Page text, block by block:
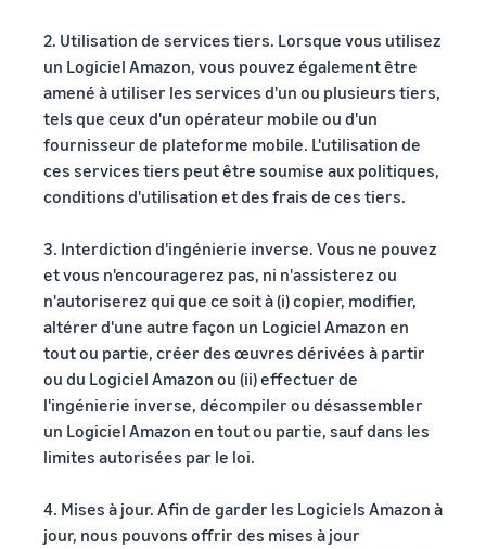
2. Utilisation de services tiers. Lorsque vous utilisez
un Logiciel Amazon, vous pouvez également être
amené à utiliser les services d'un ou plusieurs tiers,
tels que ceux d'un opérateur mobile ou d'un
fournisseur de plateforme mobile. L'utilisation de
ces services tiers peut être soumise aux politiques,
conditions d'utilisation et des frais de ces tiers.
3. Interdiction d'ingénierie inverse. Vous ne pouvez
et vous n'encouragerez pas, ni n'assisterez ou
n'autoriserez qui que ce soit à (i) copier, modifier,
altérer d'une autre façon un Logiciel Amazon en
tout ou partie, créer des œuvres dérivées à partir
ou du Logiciel Amazon ou (ii) effectuer de
l'ingénierie inverse, décompiler ou désassembler
un Logiciel Amazon en tout ou partie, sauf dans les
limites autorisées par le loi.
4. Mises à jour. Afin de garder les Logiciels Amazon à
jour, nous pouvons offrir des mises à jour